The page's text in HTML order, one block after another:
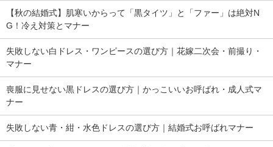
【秋の結婚式】肌寒いからって「黒タイツ」と「ファー」は絶対N
G！冷え対策とマナー
失敗しない白ドレス・ワンピースの選び方｜花嫁二次会・前撮り・
マナー
喪服に見せない黒ドレスの選び方｜かっこいいお呼ばれ・成人式マ
ナー
失敗しない青・紺・水色ドレスの選び方｜結婚式お呼ばれマナー